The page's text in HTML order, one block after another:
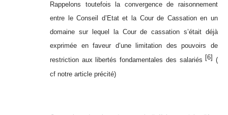
Rappelons toutefois la convergence de raisonnement
entre le Conseil d’Etat et la Cour de Cassation en un
domaine sur lequel la Cour de cassation s’était déjà
exprimée en faveur d’une limitation des pouvoirs de
restriction aux libertés fondamentales des salariés [6] (
cf notre article précité)